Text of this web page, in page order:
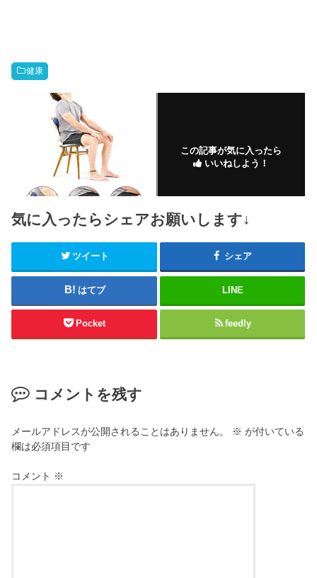
健康
この記事が気に入ったら
いいねしよう！
気に入ったらシェアお願いします↓
ツイート シェア
はてブ LINE
Pocket feedly
コメントを残す
メールアドレスが公開されることはありません。 ※ が付いている
欄は必須項目です
コメント ※